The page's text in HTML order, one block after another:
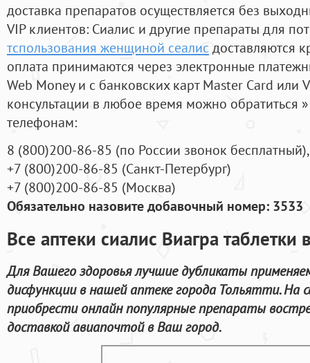
доставка препаратов осуществляется без
VIP клиентов: Сиалис и другие препараты для
тспользования женщиной сеалис доставляются
оплата принимаются через электронные
Web Money и с банковских карт Master Card или
консультации в любое время можно обратиться
телефонам:
8 (800)200-86-85 (по России звонок бесплатный),
+7 (800)200-86-85 (Санкт-Петербург)
+7 (800)200-86-85 (Москва)
Обязательно назовите добавочный номер: 3533
Все аптеки сиалис Виагра
Для Вашего здоровья лучшие дубликаты
дисфункции в нашей аптеке города Тольятти.
приобрести онлайн популярные препараты
доставкой авиапочтой в Ваш город.